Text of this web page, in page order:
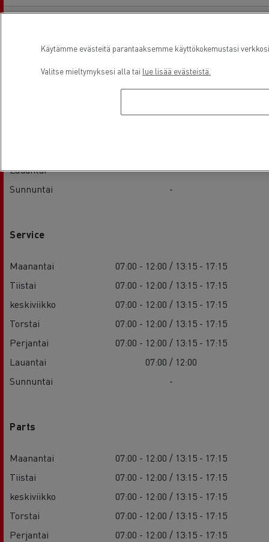
Maanantai
07:00 - 12:00 / 13:15 - 17:15
07:00 - 12:00 / 13:15 - 17:15
07:00 - 12:00 / 13:15 - 17:15
Lauantai
-
Sunnuntai
-
Service
Maanantai
07:00 - 12:00 / 13:15 - 17:15
Tiistai
07:00 - 12:00 / 13:15 - 17:15
keskiviikko
07:00 - 12:00 / 13:15 - 17:15
Torstai
07:00 - 12:00 / 13:15 - 17:15
Perjantai
07:00 - 12:00 / 13:15 - 17:15
Lauantai
07:00 / 12:00
Sunnuntai
-
Parts
Maanantai
07:00 - 12:00 / 13:15 - 17:15
Tiistai
07:00 - 12:00 / 13:15 - 17:15
keskiviikko
07:00 - 12:00 / 13:15 - 17:15
Torstai
07:00 - 12:00 / 13:15 - 17:15
Perjantai
07:00 - 12:00 / 13:15 - 17:15
Käytämme evästeitä parantaaksemme käyttökokemustasi
Valitse mieltymyksesi alla tai lue lisää evästeistä.